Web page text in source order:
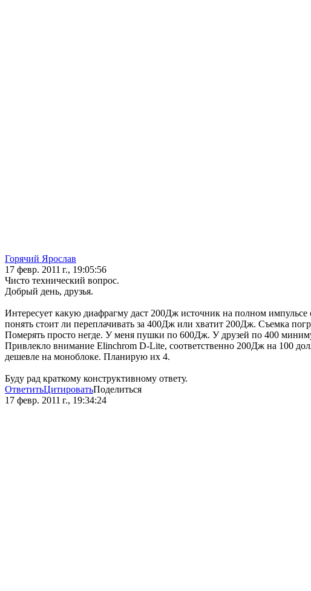
Горячий Ярослав
17 февр. 2011 г., 19:05:56
Чисто технический вопрос.
Добрый день, друзья.
Интересует какую диафрагму даст 200Дж источник на полном
понять стоит ли переплачивать за 400Дж или хватит 200Дж. Съемка
Померять просто негде. У меня пушки по 600Дж. У друзей по 400
Привлекло внимание Elinchrom D-Lite, соответственно 200Дж на 100
дешевле на моноблоке. Планирую их 4.
Буду рад краткому конструктивному ответу.
ОтветитьЦитироватьПоделиться
17 февр. 2011 г., 19:34:24